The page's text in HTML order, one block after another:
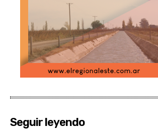
Seguir leyendo